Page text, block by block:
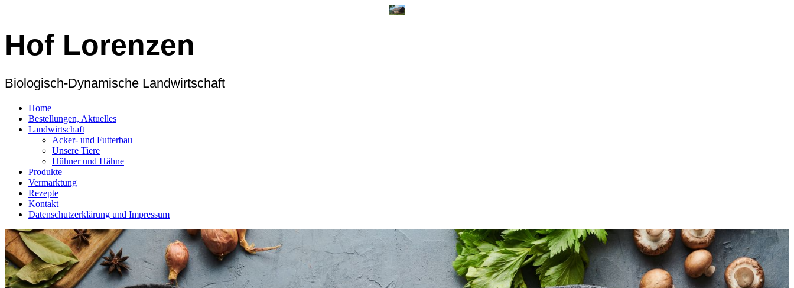
Hof Lorenzen
Biologisch-Dynamische Landwirtschaft
Home
Bestellungen, Aktuelles
Landwirtschaft
Acker- und Futterbau
Unsere Tiere
Hühner und Hähne
Produkte
Vermarktung
Rezepte
Kontakt
Datenschutzerklärung und Impressum